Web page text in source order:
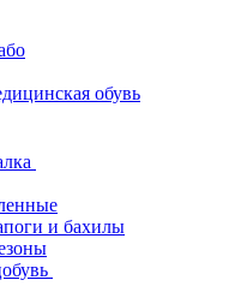
обувь
и бахилы